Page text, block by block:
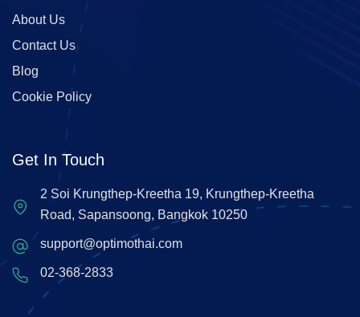
About Us
Contact Us
Blog
Cookie Policy
Get In Touch
2 Soi Krungthep-Kreetha 19, Krungthep-Kreetha
Road, Sapansoong, Bangkok 10250
support@optimothai.com
02-368-2833